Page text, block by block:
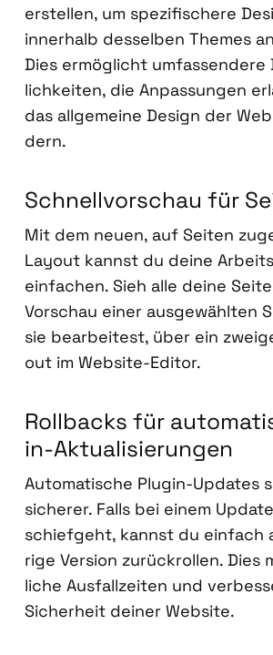
erstel­len, um spe­zi­fi­sche­re
inner­halb des­sel­ben The­mes
Dies ermög­licht
lich­kei­ten, die Anpas­sun­gen
das all­ge­mei­ne Design der
dern.
Schnell­vor­schau für
Mit dem neu­en, auf Sei­ten
Lay­out kannst du dei­ne
ein­fa­chen. Sieh alle dei­ne
Vor­schau einer aus­ge­wähl­ten
sie bear­bei­test, über ein
out im Web­site-Edi­tor.
Roll­backs für
in-Aktua­li­sie­run­gen
Auto­ma­ti­sche Plug­in-Updates
siche­rer. Falls bei einem
schief­geht, kannst du
ri­ge Ver­si­on zurück­rol­len. Dies
li­che Aus­fall­zei­ten und
Sicher­heit dei­ner Web­site.